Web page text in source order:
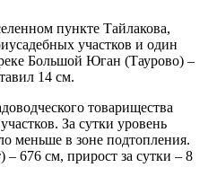
пункте Тайлакова,
участков и один
Большой Юган (Таурово) –
14 см.
товарищества
За сутки уровень
меньше в зоне подтопления.
676 см, прирост за сутки – 8